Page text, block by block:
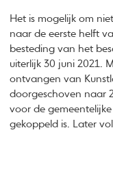
Het is mogelijk om
naar de eerste helft
besteding van het
uiterlijk 30 juni 2021.
ontvangen van
doorgeschoven naar
voor de
gekoppeld is. Later